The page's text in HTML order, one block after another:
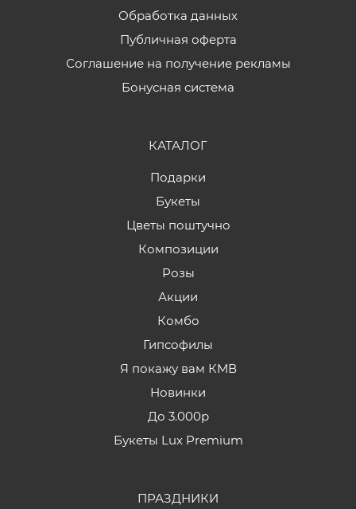
Обработка данных
Публичная оферта
Соглашение на получение рекламы
Бонусная система
КАТАЛОГ
Подарки
Букеты
Цветы поштучно
Композиции
Розы
Акции
Комбо
Гипсофилы
Я покажу вам КМВ
Новинки
До 3.000р
Букеты Lux Premium
ПРАЗДНИКИ